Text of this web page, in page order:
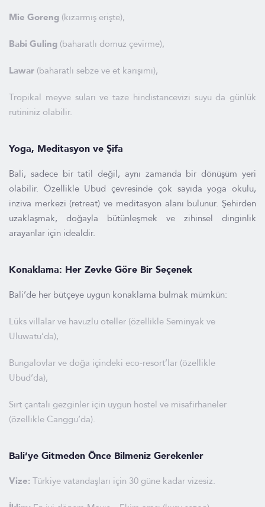
Mie Goreng (kızarmış erişte),
Babi Guling (baharatlı domuz çevirme),
Lawar (baharatlı sebze ve et karışımı),
Tropikal meyve suları ve taze hindistancevizi suyu da günlük
rutininiz olabilir.
Yoga, Meditasyon ve Şifa
Bali, sadece bir tatil değil, aynı zamanda bir dönüşüm yeri
olabilir. Özellikle Ubud çevresinde çok sayıda yoga okulu,
inziva merkezi (retreat) ve meditasyon alanı bulunur. Şehirden
uzaklaşmak, doğayla bütünleşmek ve zihinsel dinginlik
arayanlar için idealdir.
Konaklama: Her Zevke Göre Bir Seçenek
Bali’de her bütçeye uygun konaklama bulmak mümkün:
Lüks villalar ve havuzlu oteller (özellikle Seminyak ve
Uluwatu’da),
Bungalovlar ve doğa içindeki eco-resort’lar (özellikle
Ubud’da),
Sırt çantalı gezginler için uygun hostel ve misafirhaneler
(özellikle Canggu’da).
Bali’ye Gitmeden Önce Bilmeniz Gerekenler
Vize: Türkiye vatandaşları için 30 güne kadar vizesiz.